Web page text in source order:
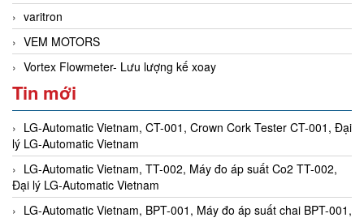
varitron
VEM MOTORS
Vortex Flowmeter- Lưu lượng kế xoay
Tin mới
LG-Automatic Vietnam, CT-001, Crown Cork Tester CT-001, Đại
lý LG-Automatic Vietnam
LG-Automatic Vietnam, TT-002, Máy đo áp suất Co2 TT-002,
Đại lý LG-Automatic Vietnam
LG-Automatic Vietnam, BPT-001, Máy đo áp suất chai BPT-001,